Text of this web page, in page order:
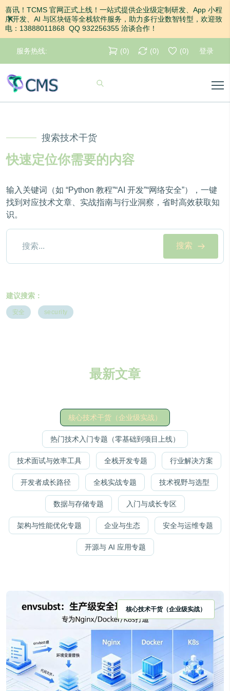
喜讯！TCMS 官网正式上线！一站式提供企业级定制研发、App 小程
序开发、AI 与区块链等全栈软件服务，助力多行业数智转型，欢迎致
电：13888011868 QQ 932256355 洽谈合作！
关闭
服务热线: (0) (0) (0) 登录
搜索技术干货
快速定位你需要的内容
输入关键词（如 “Python 教程”“AI 开发”“网络安全”），一键
找到对应技术文章、实战指南与行业洞察，省时高效获取知
识。
搜索
建议搜索：
安全 security
最新文章
核心技术干货（企业级实战）
热门技术入门专题（零基础到项目上线）
技术面试与效率工具 全栈开发专题 行业解决方案
开发者成长路径 全栈实战专题 技术视野与选型
数据与存储专题 入门与成长专区
架构与性能优化专题 企业与生态 安全与运维专题
开源与 AI 应用专题
核心技术干货（企业级实战）